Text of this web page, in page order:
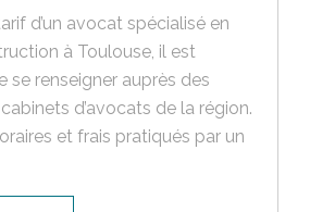
d’un avocat spécialisé en
à Toulouse, il est
se renseigner auprès des
d’avocats de la région.
et frais pratiqués par un